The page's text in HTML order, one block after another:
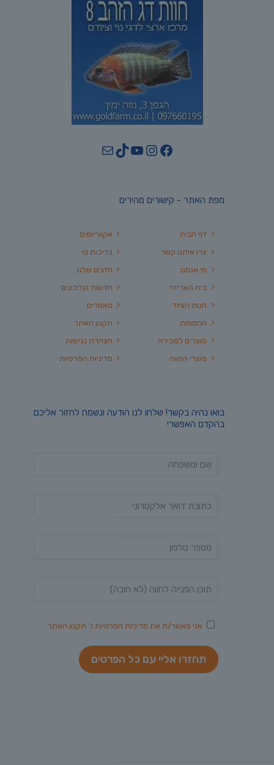
Facebook
Instagram
YouTube
TikTok
Mail
מפת האתר - קישורים מהירים
אקווריומים
בריכות נוי
הדגים שלנו
חדשות ועדכונים
מאמרים
תקנון האתר
הצהרת נגישות
מדיניות הפרטיות
דף הבית
צרו איתנו קשר
מי אנחנו
בית האריזה
חנות הציוד
החממות
מוצרים למכירה
מוצרי החווה
בואו נהיה בקשר! שלחו לנו הודעה ונשמח לחזור אליכם
בהקדם האפשרי
אני מאשר/ת את מדיניות הפרטיות ו־ תקנון האתר